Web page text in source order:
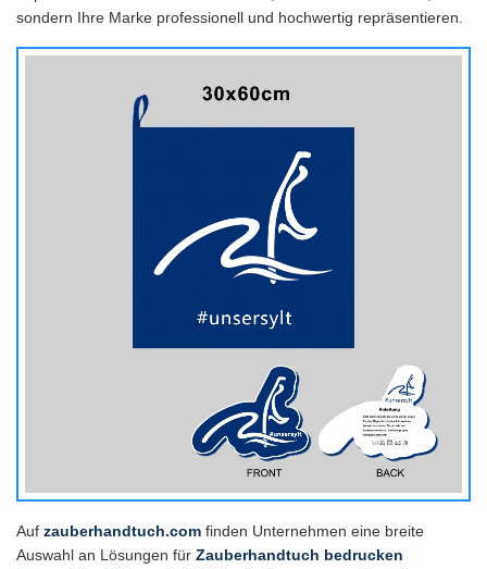
sondern Ihre Marke professionell und hochwertig repräsentieren.
Auf zauberhandtuch.com finden Unternehmen eine breite
Auswahl an Lösungen für Zauberhandtuch bedrucken